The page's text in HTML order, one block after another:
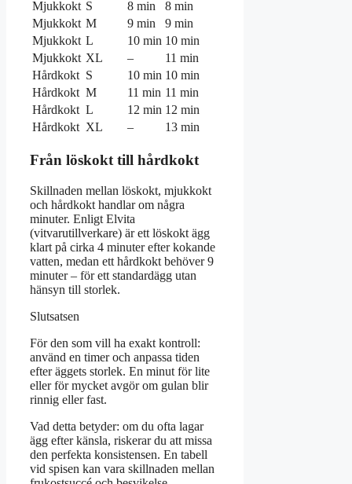
Mjukkokt S 8 min
8 min
Mjukkokt M 9 min
9 min
Mjukkokt L 10 min 10 min
Mjukkokt XL –
11 min
Hårdkokt S 10 min 10 min
Hårdkokt M 11 min 11 min
Hårdkokt L 12 min 12 min
Hårdkokt XL – 13 min
Från löskokt till hårdkokt
Skillnaden mellan löskokt, mjukkokt
och hårdkokt handlar om några
minuter. Enligt Elvita
(vitvarutillverkare) är ett löskokt ägg
klart på cirka 4 minuter efter kokande
vatten, medan ett hårdkokt behöver 9
minuter – för ett standardägg utan
hänsyn till storlek.
Slutsatsen
För den som vill ha exakt kontroll:
använd en timer och anpassa tiden
efter äggets storlek. En minut för lite
eller för mycket avgör om gulan blir
rinnig eller fast.
Vad detta betyder: om du ofta lagar
ägg efter känsla, riskerar du att missa
den perfekta konsistensen. En tabell
vid spisen kan vara skillnaden mellan